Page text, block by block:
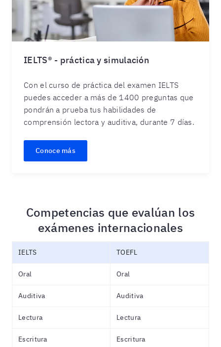
IELTS® - práctica y simulación
Con el curso de práctica del examen IELTS
puedes acceder a más de 1400 preguntas que
pondrán a prueba tus habilidades de
comprensión lectora y auditiva, durante 7 días.
Conoce más
Competencias que evalúan los
exámenes internacionales
IELTS TOEFL
Oral Oral
Auditiva Auditiva
Lectura Lectura
Escritura Escritura